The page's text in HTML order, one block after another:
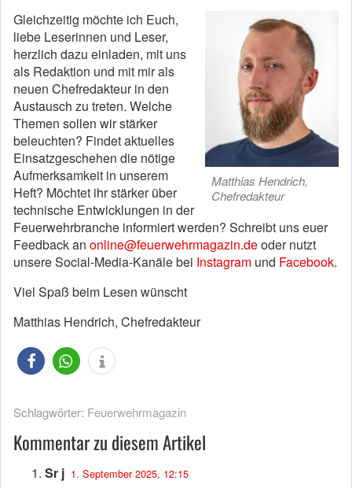
Matthias Hendrich,
Chefredakteur
Gleichzeitig möchte ich Euch,
liebe Leserinnen und Leser,
herzlich dazu einladen, mit uns
als Redaktion und mit mir als
neuen Chefredakteur in den
Austausch zu treten. Welche
Themen sollen wir stärker
beleuchten? Findet aktuelles
Einsatzgeschehen die nötige
Aufmerksamkeit in unserem
Heft? Möchtet ihr stärker über
technische Entwicklungen in der
Feuerwehrbranche informiert werden? Schreibt uns euer
Feedback an online@feuerwehrmagazin.deoder nutzt
unsere Social-Media-Kanäle bei Instagram und Facebook.
Viel Spaß beim Lesen wünscht
Matthias Hendrich, Chefredakteur
Schlagwörter: Feuerwehrmagazin
Kommentar zu diesem Artikel
Sr j 1. September 2025, 12:15